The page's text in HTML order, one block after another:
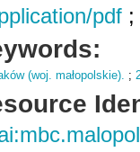
pdf
(woj. małopolskie). ;